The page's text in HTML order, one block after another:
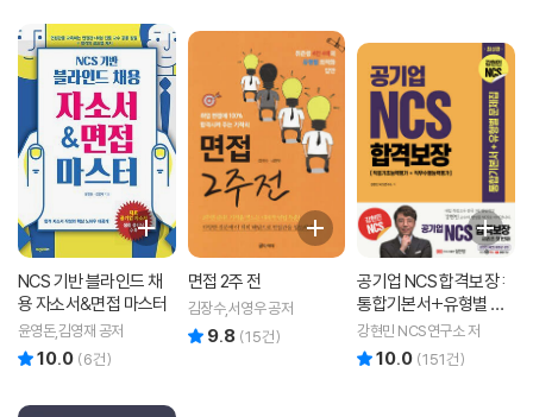
NCS 기반 블라인드 채
용 자소서&면접 마스터
윤영돈,김영재 공저
10.0 (6건)
면접 2주 전
김장수,서영우 공저
9.8 (15건)
공기업 NCS 합격보장 :
통합기본서+유형별 문
제집
강현민 NCS연구소 저
10.0 (151건)